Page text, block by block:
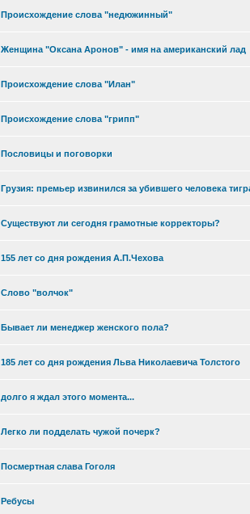
Происхождение слова "недюжинный"
Женщина "Оксана Аронов" - имя на американский лад
Происхождение слова "Илан"
Происхождение слова "грипп"
Пословицы и поговорки
Грузия: премьер извинился за убившего человека
Существуют ли сегодня грамотные корректоры?
155 лет со дня рождения А.П.Чехова
Слово "волчок"
Бывает ли менеджер женского пола?
185 лет со дня рождения Льва Николаевича Толстого
долго я ждал этого момента...
Легко ли подделать чужой почерк?
Посмертная слава Гоголя
Ребусы